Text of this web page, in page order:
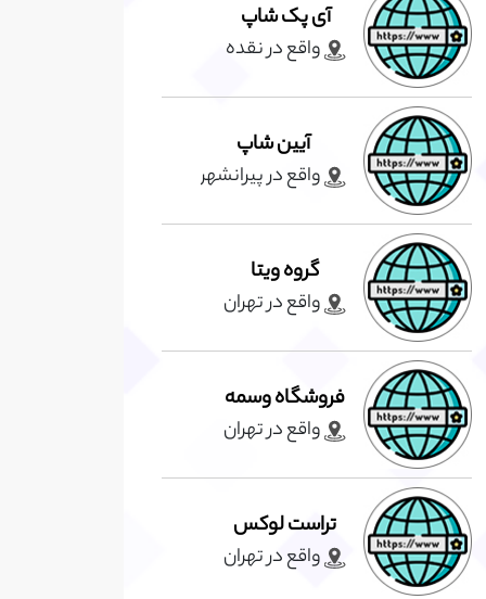
آی پک شاپ
واقع در نقده
آیین شاپ
واقع در پيرانشهر
گروه ویتا
واقع در تهران
فروشگاه وسمه
واقع در تهران
تراست لوکس
واقع در تهران